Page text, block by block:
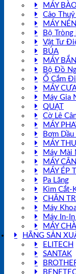
MÁY
Cảo
MÁY
Bộ Tròng
Vật Tư
BÚA
MÁY
Bộ Đồ
Ổ Cắm
MÁY
Máy Gia
QUẠT
Cờ Lê
MÁY
Bơm
MÁY
Máy Mài
MÁY
MÁY ÉP
Pa Lăng
Kìm Cắt-
CHÂN
Máy
Máy In-
MÁY
HÃNG SẢN
ELITECH
SANTAK